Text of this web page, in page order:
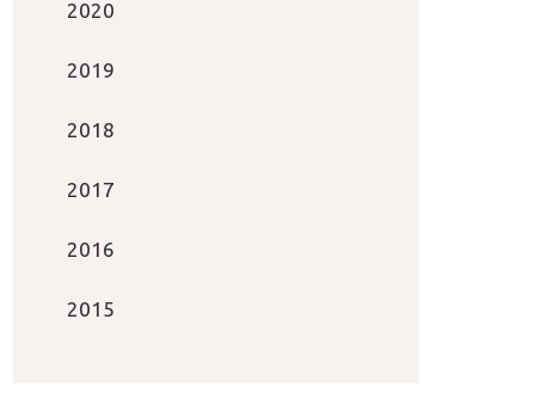
2020
2019
2018
2017
2016
2015